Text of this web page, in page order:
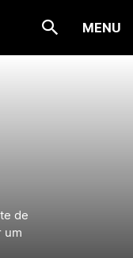
MENU
de
um